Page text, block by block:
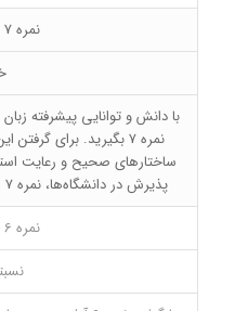
نمره 7 (Band 7)
با دانش و توانایی پیشرفته
نمره 7 بگیرید. برای
ساختارهای صحیح و رعایت
پذیرش در دانشگاه‌ها، نمره 7 امتیازی مثبت محسوب می‌شود.
نمره 6 (Band 6)